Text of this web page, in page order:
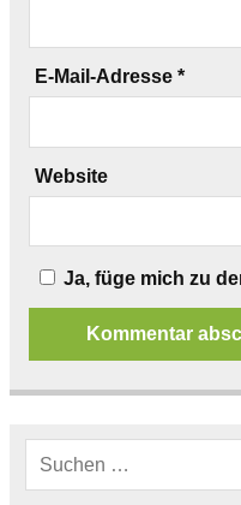
E-Mail-Adresse *
Website
Ja, füge mich zu